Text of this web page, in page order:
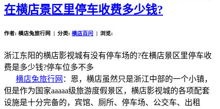
在横店景区里停车收费多少钱?
作者: 横店兔旅行网 | 分类: 横店百问 | 浏览:
浙江东阳的横店影视城有没有停车场的?在横店景区里停车收
费是多少钱?停车位多不多
横店兔旅行网 ：恩，横店虽然只是浙江中部的一个小镇，
但是作为国家aaaaa级旅游度假景区，横店影视城的各项配套
设施是十分完备的，宾馆、厕所、停车场、公交车、出租